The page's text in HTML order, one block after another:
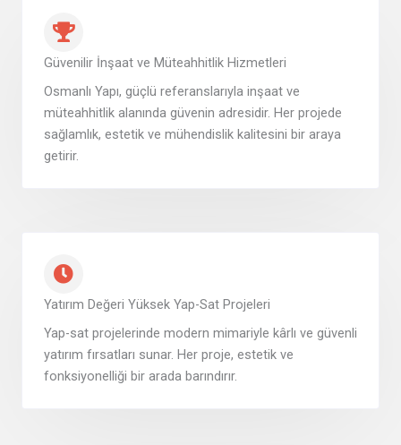
Güvenilir İnşaat ve Müteahhitlik Hizmetleri
Osmanlı Yapı, güçlü referanslarıyla inşaat ve
müteahhitlik alanında güvenin adresidir. Her projede
sağlamlık, estetik ve mühendislik kalitesini bir araya
getirir.
Yatırım Değeri Yüksek Yap-Sat Projeleri
Yap-sat projelerinde modern mimariyle kârlı ve güvenli
yatırım fırsatları sunar. Her proje, estetik ve
fonksiyonelliği bir arada barındırır.